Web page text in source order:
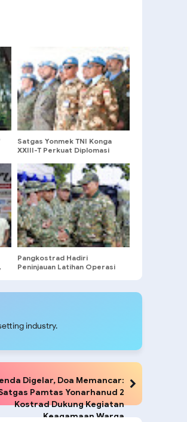
Satgas Yonmek TNI Konga
XXIII-T Perkuat Diplomasi
Kontingen Serbia
Pangkostrad Hadiri
Peninjauan Latihan Operasi
industry.
Digelar, Doa Memancar:
Pamtas Yonarhanud 2
Kostrad Dukung Kegiatan
Keagamaan Warga